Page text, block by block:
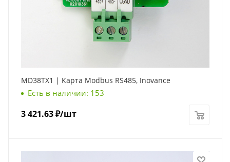
MD38TX1 | Карта Modbus RS485, Inovance
Есть в наличии: 153
3 421.63₽/шт